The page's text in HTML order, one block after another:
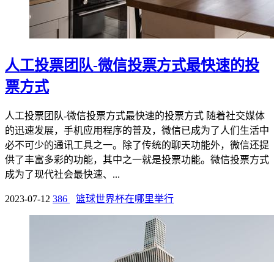
人工投票团队-微信投票方式最快速的投
票方式
人工投票团队-微信投票方式最快速的投票方式 随着社交媒体
的迅速发展，手机应用程序的普及，微信已成为了人们生活中
必不可少的通讯工具之一。除了传统的聊天功能外，微信还提
供了丰富多彩的功能，其中之一就是投票功能。微信投票方式
成为了现代社会最快速、...
2023-07-12 386 篮球世界杯在哪里举行